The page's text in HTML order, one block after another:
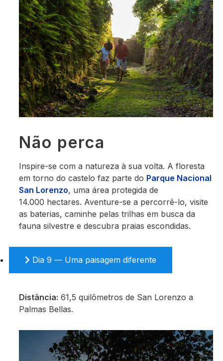
Não perca
Inspire-se com a natureza à sua volta. A floresta
em torno do castelo faz parte do Parque Nacional
San Lorenzo, uma área protegida de
14.000 hectares. Aventure-se a percorrê-lo, visite
as baterias, caminhe pelas trilhas em busca da
fauna silvestre e descubra praias escondidas.
Dia 9 — Uma paisagem diferente
Distância: 61,5 quilômetros de San Lorenzo a
Palmas Bellas.